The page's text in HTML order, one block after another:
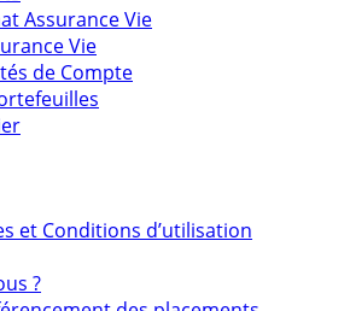
Assurance Vie
Vie
de Compte
et Conditions d’utilisation